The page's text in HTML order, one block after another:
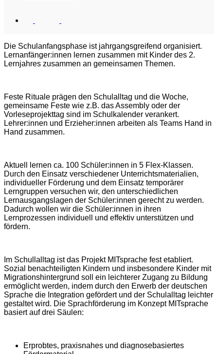
Die Schulanfangsphase ist jahrgangsgreifend organisiert.
Lernanfänger:innen lernen zusammen mit Kinder des 2.
Lernjahres zusammen an gemeinsamen Themen.
Feste Rituale prägen den Schulalltag und die Woche,
gemeinsame Feste wie z.B. das Assembly oder der
Vorleseprojekttag sind im Schulkalender verankert.
Lehrer:innen und Erzieher:innen arbeiten als Teams Hand in
Hand zusammen.
Aktuell lernen ca. 100 Schüler:innen in 5 Flex-Klassen.
Durch den Einsatz verschiedener Unterrichtsmaterialien,
individueller Förderung und dem Einsatz temporärer
Lerngruppen versuchen wir, den unterschiedlichen
Lernausgangslagen der Schüler:innen gerecht zu werden.
Dadurch wollen wir die Schüler:innen in ihren
Lernprozessen individuell und effektiv unterstützen und
fördern.
Im Schullalltag ist das Projekt MITsprache fest etabliert.
Sozial benachteiligten Kindern und insbesondere Kinder mit
Migrationshintergrund soll ein leichterer Zugang zu Bildung
ermöglicht werden, indem durch den Erwerb der deutschen
Sprache die Integration gefördert und der Schulalltag leichter
gestaltet wird. Die Sprachförderung im Konzept MITsprache
basiert auf drei Säulen:
Erprobtes, praxisnahes und diagnosebasiertes